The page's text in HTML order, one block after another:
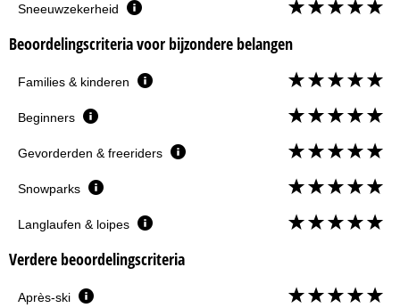
Sneeuwzekerheid
Beoordelingscriteria voor bijzondere belangen
Families & kinderen
Beginners
Gevorderden & freeriders
Snowparks
Langlaufen & loipes
Verdere beoordelingscriteria
Après-ski